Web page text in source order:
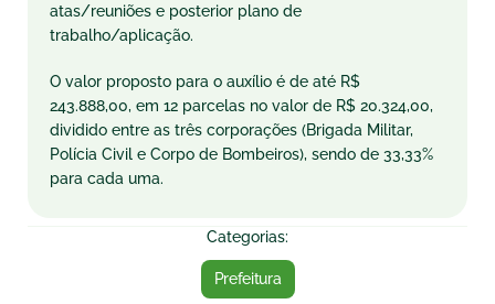
atas/reuniões e posterior plano de
trabalho/aplicação.
O valor proposto para o auxílio é de até R$
243.888,00, em 12 parcelas no valor de R$ 20.324,00,
dividido entre as três corporações (Brigada Militar,
Polícia Civil e Corpo de Bombeiros), sendo de 33,33%
para cada uma.
Categorias:
Prefeitura